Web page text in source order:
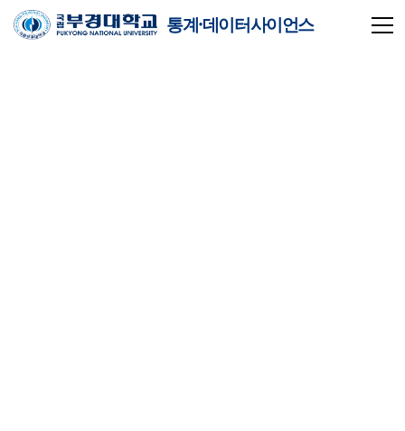
통계·데이터사이언스